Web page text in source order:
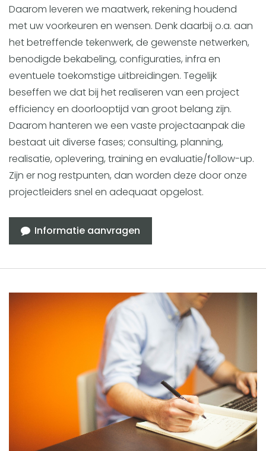
Daarom leveren we maatwerk, rekening houdend
met uw voorkeuren en wensen. Denk daarbij o.a. aan
het betreffende tekenwerk, de gewenste netwerken,
benodigde bekabeling, configuraties, infra en
eventuele toekomstige uitbreidingen. Tegelijk
beseffen we dat bij het realiseren van een project
efficiency en doorlooptijd van groot belang zijn.
Daarom hanteren we een vaste projectaanpak die
bestaat uit diverse fases; consulting, planning,
realisatie, oplevering, training en evaluatie/follow-up.
Zijn er nog restpunten, dan worden deze door onze
projectleiders snel en adequaat opgelost.
Informatie aanvragen